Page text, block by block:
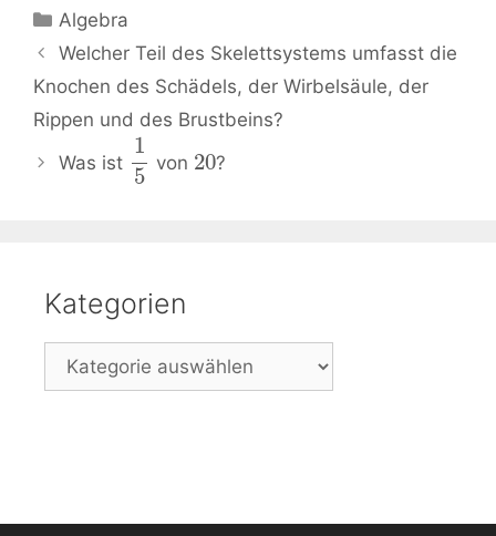
Kategorien
Algebra
Beitrags-
Navigation
Welcher Teil des Skelettsystems umfasst die
Knochen des Schädels, der Wirbelsäule, der
Rippen und des Brustbeins?
Was ist
1
5
von 20?
Kategorien
Kategorien